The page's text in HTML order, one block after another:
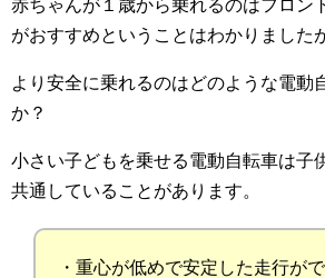
赤ちゃんが１歳から乗れるのはフロン
がおすすめということはわかりました
より安全に乗れるのはどのような電動
か？
小さい子どもを乗せる電動自転車は子
共通していることがあります。
・重心が低めで安定した走行が